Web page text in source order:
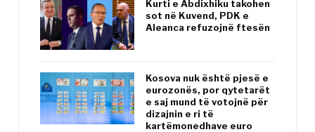
Kurti e Abdixhiku takohen
sot në Kuvend, PDK e
Aleanca refuzojnë ftesën
Kosova nuk është pjesë e
eurozonës, por qytetarët
e saj mund të votojnë për
dizajnin e ri të
kartëmonedhave euro